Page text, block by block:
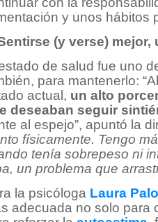
y unos hábitos
(y verse)
de salud fue uno
para mantenerlo:
actual, un alto
deseaban seguir
al espejo”, apuntó la
físicamente. Tengo
tenía sobrepeso ni
un problema que
la psicóloga Laura
adecuada no solo para